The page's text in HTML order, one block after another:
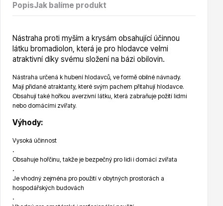
PopisJak balíme produkt
Nástraha proti myším a krysám obsahující účinnou
látku bromadiolon, která je pro hlodavce velmi
atraktivní díky svému složení na bázi obilovin.
Nástraha určená k hubení hlodavců, ve formě obilné návnady.
Mají přidané atraktanty, které svým pachem přitahují hlodavce.
Obsahují také hořkou averzivní látku, která zabraňuje požití lidmi
nebo domácími zvířaty.
Výhody:
Vysoká účinnost
.
Obsahuje hořčinu, takže je bezpečný pro lidi i domácí zvířata
.
Je vhodný zejména pro použití v obytných prostorách a
hospodářských budovách
.